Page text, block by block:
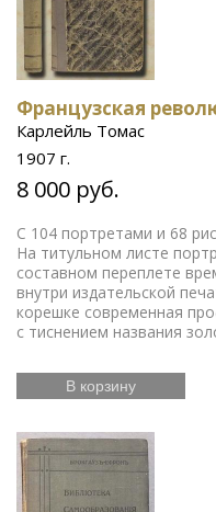
Французская
Карлейль Томас
1907 г.
8 000 руб.
С 104 портретами и 68
На титульном листе
составном переплете
внутри издательской
корешке современная
с тиснением названия
В корзину